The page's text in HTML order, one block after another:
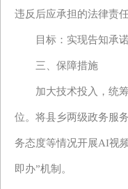
违反后应承担的法律责
目标： 实现告知承
三、保障措施
加大技术投入 ， 统
位。将县乡两级政务服
务态度等情况开展AI视
即办”机制。